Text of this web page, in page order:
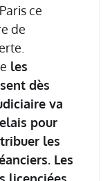
ce
de
les
dès
va
pour
les
Les